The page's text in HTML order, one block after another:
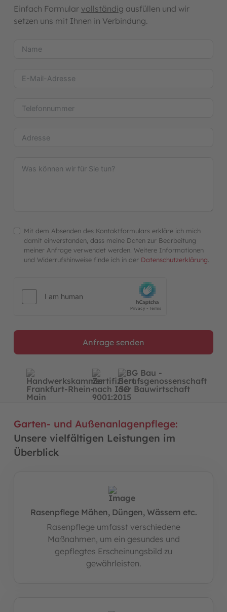
Einfach Formular vollständig ausfüllen und wir
setzen uns mit Ihnen in Verbindung.
Mit dem Absenden des Kontaktformulars erkläre ich mich
damit einverstanden, dass meine Daten zur Bearbeitung
meiner Anfrage verwendet werden. Weitere Informationen
und Widerrufshinweise finde ich in der Datenschutzerklärung.
Anfrage senden
Garten- und Außenanlagenpflege:
Unsere vielfältigen Leistungen im
Überblick
Rasenpflege Mähen, Düngen, Wässern etc.
Rasenpflege umfasst verschiedene
Maßnahmen, um ein gesundes und
gepflegtes Erscheinungsbild zu
gewährleisten.